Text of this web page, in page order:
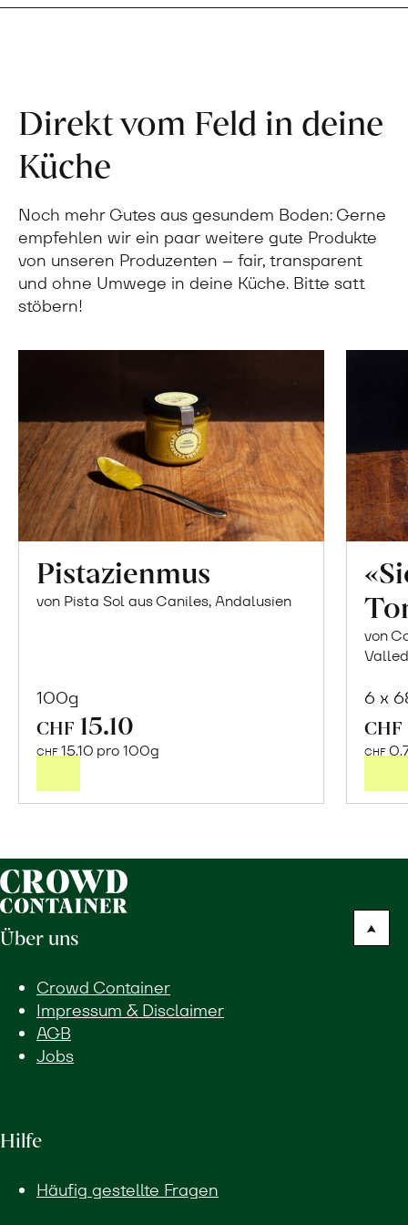
Direkt vom Feld in deine
Küche
Noch mehr Gutes aus gesundem Boden: Gerne
empfehlen wir ein paar weitere gute Produkte
von unseren Produzenten – fair, transparent
und ohne Umwege in deine Küche. Bitte satt
stöbern!
Pistazienmus
von Pista Sol aus Caniles, Andalusien
100g
CHF 15.10
CHF15.10 pro 100gden
von
6 x
CHF
CHF
Über uns
Crowd Container
Impressum & Disclaimer
AGB
Jobs
Hilfe
Häufig gestellte Fragen